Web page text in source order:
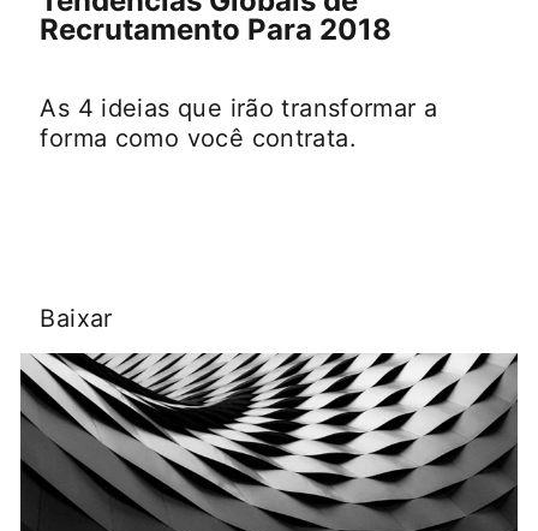
Recrutamento Para 2018
As 4 ideias que irão transformar a
forma como você contrata.
Baixar